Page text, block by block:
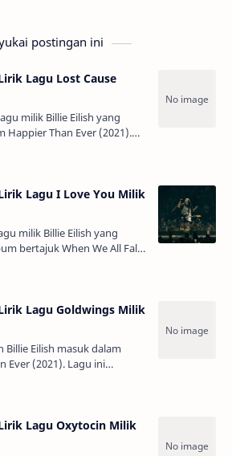
postingan ini
Lagu Lost Cause
milik Billie Eilish yang
Happier Than Ever (2021).
khas dengan gaya
menonjol di lagu ini,
Lagu I Love You Milik
milik Billie Eilish yang
bertajuk When We All Fall
Go? (2019). Melalui
yang dibalut deng…
Lagu Goldwings Milik
Billie Eilish masuk dalam
Ever (2021). Lagu ini
dan sebagai sebuah
innocent atau yang belum
Lagu Oxytocin Milik